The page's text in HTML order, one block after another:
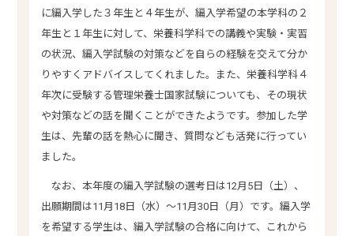
に編入学した３年生と４年生が、編入学希望の本学科の２
年生と１年生に対して、栄養科学科での講義や実験・実習
の状況、編入学試験の対策などを自らの経験を交えて分か
りやすくアドバイスしてくれました。また、栄養科学科４
年次に受験する管理栄養士国家試験についても、その現状
や対策などの話を聞くことができたようです。参加した学
生は、先輩の話を熱心に聞き、質問なども活発に行ってい
ました。
なお、本年度の編入学試験の選考日は12月5日（土）、
出願期間は11月18日（水）〜11月30日（月）です。編入学
を希望する学生は、編入学試験の合格に向けて、これから